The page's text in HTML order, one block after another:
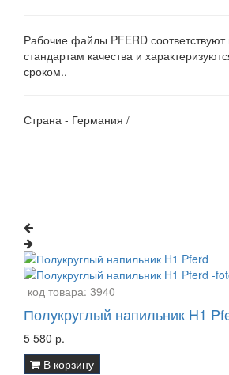
Рабочие файлы PFERD
стандартам качества и
сроком..
Страна - Германия /
код товара: 3940
Полукруглый напильник H1
5 580 р.
В корзину